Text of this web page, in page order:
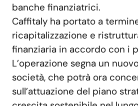
banche finanziatrici.
Caffitaly ha portato a
ricapitalizzazione e
finanziaria in accordo con i
L’operazione segna un
società, che potrà ora
sull’attuazione del piano